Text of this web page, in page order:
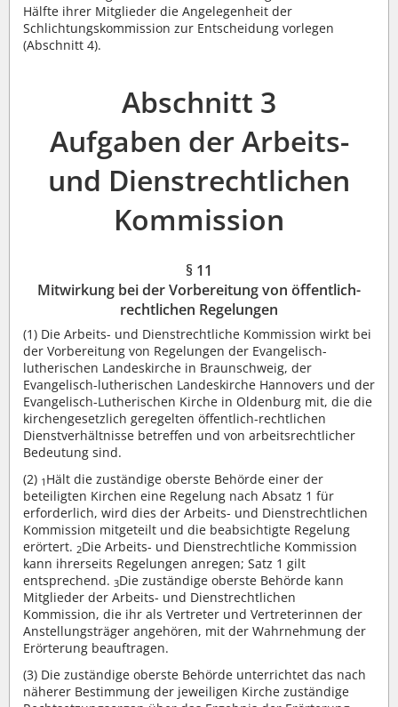
Hälfte ihrer Mitglieder die Angelegenheit der
Schlichtungskommission zur Entscheidung vorlegen
(Abschnitt 4).
Abschnitt 3
Aufgaben der Arbeits-
und Dienstrechtlichen
Kommission
§ 11
Mitwirkung bei der Vorbereitung von öffentlich-
rechtlichen Regelungen
(1) Die Arbeits- und Dienstrechtliche Kommission wirkt bei
der Vorbereitung von Regelungen der Evangelisch-
lutherischen Landeskirche in Braunschweig, der
Evangelisch-lutherischen Landeskirche Hannovers und der
Evangelisch-Lutherischen Kirche in Oldenburg mit, die die
kirchengesetzlich geregelten öffentlich-rechtlichen
Dienstverhältnisse betreffen und von arbeitsrechtlicher
Bedeutung sind.
(2) 1 Hält die zuständige oberste Behörde einer der
beteiligten Kirchen eine Regelung nach Absatz 1 für
erforderlich, wird dies der Arbeits- und Dienstrechtlichen
Kommission mitgeteilt und die beabsichtigte Regelung
erörtert. 2Die Arbeits- und Dienstrechtliche Kommission
kann ihrerseits Regelungen anregen; Satz 1 gilt
entsprechend. 3Die zuständige oberste Behörde kann
Mitglieder der Arbeits- und Dienstrechtlichen
Kommission, die ihr als Vertreter und Vertreterinnen der
Anstellungsträger angehören, mit der Wahrnehmung der
Erörterung beauftragen.
(3) Die zuständige oberste Behörde unterrichtet das nach
näherer Bestimmung der jeweiligen Kirche zuständige